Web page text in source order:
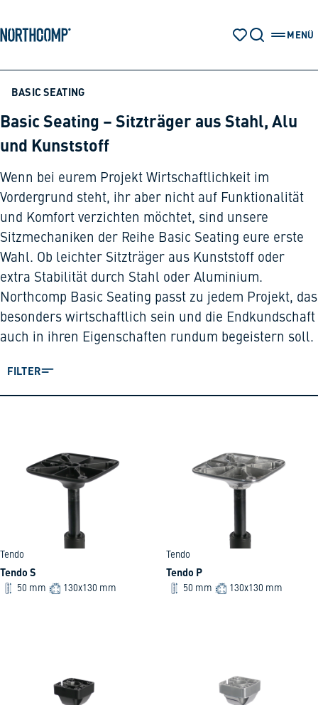
Zur Navigation springen
MERKZETTEL
SUCHEMENÜ
Unternehmen
Sprache auswählen
BASIC SEATING
Basic Seating – Sitzträger aus Stahl, Alu
und Kunststoff
Wenn bei eurem Projekt Wirtschaftlichkeit im
Vordergrund steht, ihr aber nicht auf Funktionalität
und Komfort verzichten möchtet, sind unsere
Sitzmechaniken der Reihe Basic Seating eure erste
Wahl. Ob leichter Sitzträger aus Kunststoff oder
extra Stabilität durch Stahl oder Aluminium.
Northcomp Basic Seating passt zu jedem Projekt, das
besonders wirtschaftlich sein und die Endkundschaft
auch in ihren Eigenschaften rundum begeistern soll.
FILTER
Tendo
Tendo S
50 mm 130x130 mm
Tendo
Tendo P
50 mm 130x130 mm